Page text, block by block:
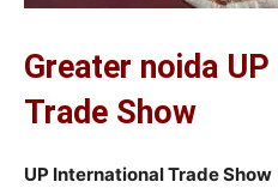
Greater noida
Trade Show
UP International Trade Show